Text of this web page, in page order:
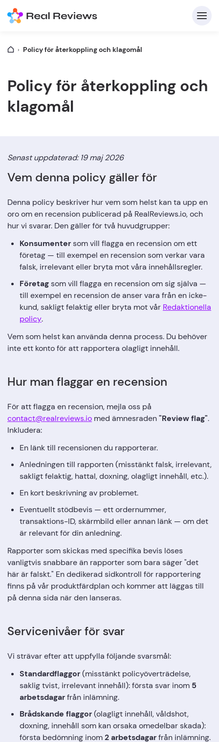
Policy för återkoppling och klagomål
Policy för återkoppling och
klagomål
Senast uppdaterad: 19 maj 2026
Vem denna policy gäller för
Denna policy beskriver hur vem som helst kan ta upp en
oro om en recension publicerad på RealReviews.io, och
hur vi svarar. Den gäller för två huvudgrupper:
Konsumentersom vill flagga en recension om ett
företag — till exempel en recension som verkar vara
falsk, irrelevant eller bryta mot våra innehållsregler.
Företagsom vill flagga en recension om sig själva —
till exempel en recension de anser vara från en icke-
kund, sakligt felaktig eller bryta mot vår Redaktionella
policy.
Vem som helst kan använda denna process. Du behöver
inte ett konto för att rapportera olagligt innehåll.
Hur man flaggar en recension
För att flagga en recension, mejla oss på
contact@realreviews.io med ämnesraden"Review flag".
Inkludera:
En länk till recensionen du rapporterar.
Anledningen till rapporten (misstänkt falsk, irrelevant,
sakligt felaktig, hattal, doxning, olagligt innehåll, etc.).
En kort beskrivning av problemet.
Eventuellt stödbevis — ett ordernummer,
transaktions-ID, skärmbild eller annan länk — om det
är relevant för din anledning.
Rapporter som skickas med specifika bevis löses
vanligtvis snabbare än rapporter som bara säger "det
här är falskt." En dedikerad sidkontroll för rapportering
finns på vår produktfärdplan och kommer att läggas till
på denna sida när den lanseras.
Servicenivåer för svar
Vi strävar efter att uppfylla följande svarsmål:
Standardflaggor(misstänkt policyöverträdelse,
saklig tvist, irrelevant innehåll): första svar inom 5
arbetsdagarfrån inlämning.
Brådskande flaggor(olagligt innehåll, våldshot,
doxning, innehåll som kan orsaka omedelbar skada):
första bedömning inom2 arbetsdagarfrån inlämning.